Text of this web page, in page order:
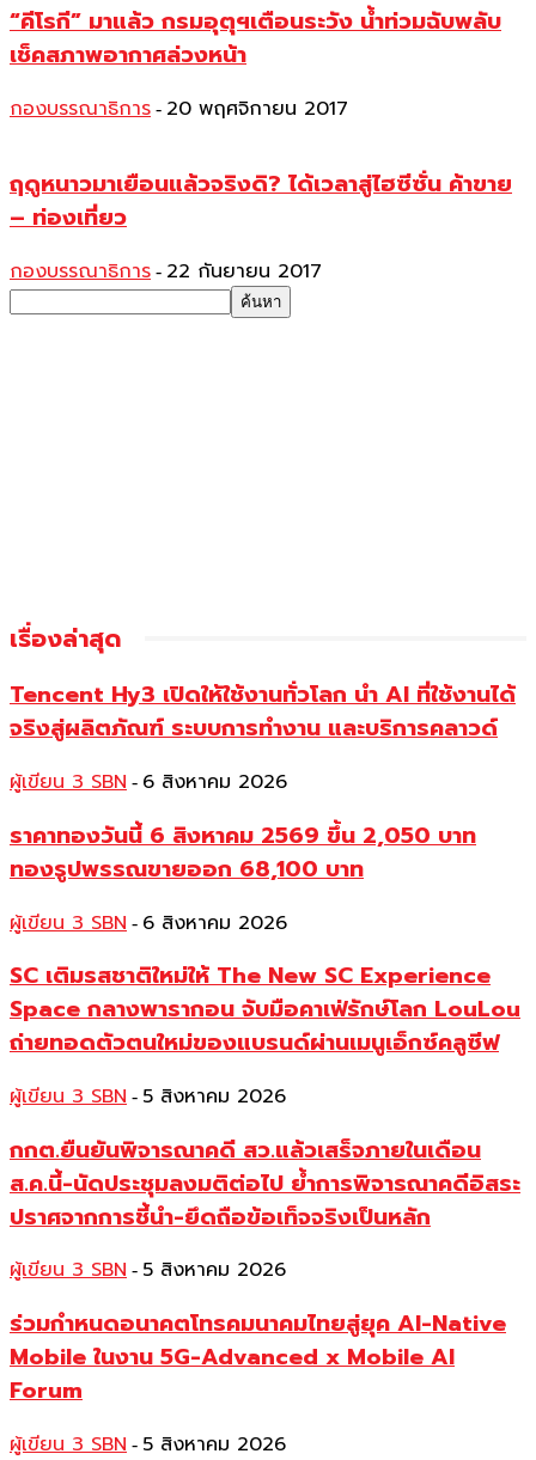
“คีโรกี” มาแล้ว กรมอุตุฯเตือนระวัง น้ำท่วมฉับพลับ
เช็คสภาพอากาศล่วงหน้า
กองบรรณาธิการ - 20 พฤศจิกายน 2017
ฤดูหนาวมาเยือนแล้วจริงดิ? ได้เวลาสู่ไฮซีซั่น ค้าขาย
– ท่องเที่ยว
กองบรรณาธิการ - 22 กันยายน 2017
เรื่องล่าสุด
Tencent Hy3 เปิดให้ใช้งานทั่วโลก นำ AI ที่ใช้งานได้
จริงสู่ผลิตภัณฑ์ ระบบการทำงาน และบริการคลาวด์
ผู้เขียน 3 SBN - 6 สิงหาคม 2026
ราคาทองวันนี้ 6 สิงหาคม 2569 ขึ้น 2,050 บาท
ทองรูปพรรณขายออก 68,100 บาท
ผู้เขียน 3 SBN - 6 สิงหาคม 2026
SC เติมรสชาติใหม่ให้ The New SC Experience
Space กลางพารากอน จับมือคาเฟ่รักษ์โลก LouLou
ถ่ายทอดตัวตนใหม่ของแบรนด์ผ่านเมนูเอ็กซ์คลูซีฟ
ผู้เขียน 3 SBN - 5 สิงหาคม 2026
กกต.ยืนยันพิจารณาคดี สว.แล้วเสร็จภายในเดือน
ส.ค.นี้-นัดประชุมลงมติต่อไป ย้ำการพิจารณาคดีอิสระ
ปราศจากการชี้นำ-ยึดถือข้อเท็จจริงเป็นหลัก
ผู้เขียน 3 SBN - 5 สิงหาคม 2026
ร่วมกำหนดอนาคตโทรคมนาคมไทยสู่ยุค AI-Native
Mobile ในงาน 5G-Advanced x Mobile AI
Forum
ผู้เขียน 3 SBN - 5 สิงหาคม 2026